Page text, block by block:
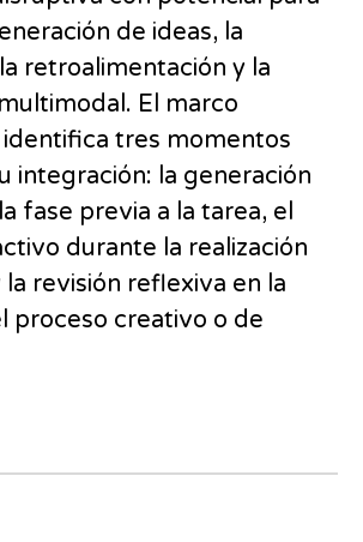
de ideas, la
retroalimentación y la
El marco
tres momentos
integración: la generación
fase previa a la tarea, el
durante la realización
la revisión reflexiva en la
proceso creativo o de